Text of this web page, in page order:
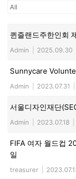
퀸즐랜드주한인회
Admin 2025.09.30
Sunnycare
Admin 2023.07.31
서울디자인재단
Admin 2023.07.18
FIFA 여자 월드컵
일
treasurer